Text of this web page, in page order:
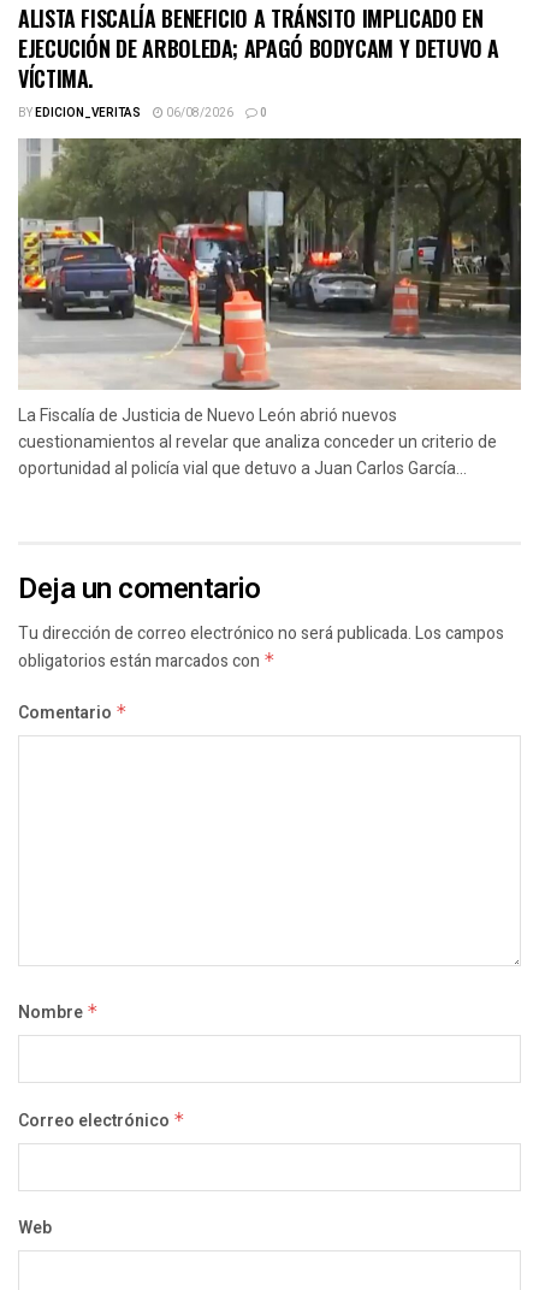
ALISTA FISCALÍA BENEFICIO A TRÁNSITO IMPLICADO EN
EJECUCIÓN DE ARBOLEDA; APAGÓ BODYCAM Y DETUVO A
VÍCTIMA.
BYEDICION_VERITAS 06/08/2026 0
La Fiscalía de Justicia de Nuevo León abrió nuevos
cuestionamientos al revelar que analiza conceder un criterio de
oportunidad al policía vial que detuvo a Juan Carlos García...
Deja un comentario
Tu dirección de correo electrónico no será publicada.Los campos
obligatorios están marcados con *
Comentario *
Nombre *
Correo electrónico *
Web